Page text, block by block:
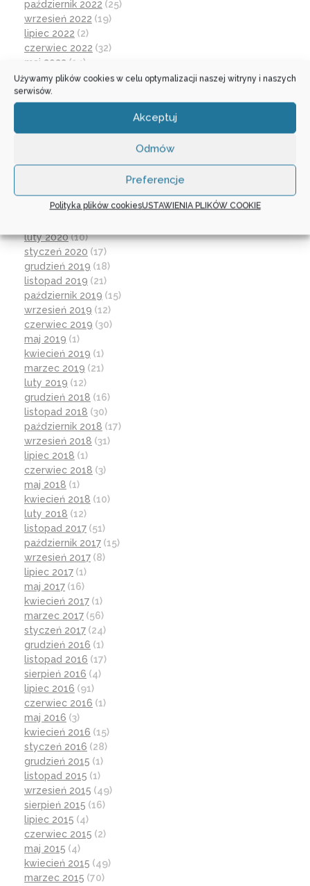
Używamy plików cookies w celu optymalizacji naszej witryny i naszych
serwisów.
Akceptuj
Odmów
Preferencje
Polityka plików cookiesUSTAWIENIA PLIKÓW COOKIE
październik 2022 (25)
wrzesień 2022 (19)
lipiec 2022 (2)
czerwiec 2022 (32)
maj 2022 (14)
kwiecień 2022(1)
marzec 2022
październik 2021(2)
sierpień 2021(4)
czerwiec 2021(27)
czerwiec 2020(19)
maj 2020(1)
luty 2020(10)
styczeń 2020 (17)
grudzień 2019 (18)
listopad 2019 (21)
październik 2019 (15)
wrzesień 2019 (12)
czerwiec 2019 (30)
maj 2019 (1)
kwiecień 2019 (1)
marzec 2019 (21)
luty 2019 (12)
grudzień 2018 (16)
listopad 2018 (30)
październik 2018 (17)
wrzesień 2018 (31)
lipiec 2018 (1)
czerwiec 2018 (3)
maj 2018 (1)
kwiecień 2018 (10)
luty 2018 (12)
listopad 2017 (51)
październik 2017 (15)
wrzesień 2017 (8)
lipiec 2017 (1)
maj 2017 (16)
kwiecień 2017 (1)
marzec 2017 (56)
styczeń 2017 (24)
grudzień 2016 (1)
listopad 2016 (17)
sierpień 2016 (4)
lipiec 2016 (91)
czerwiec 2016 (1)
maj 2016 (3)
kwiecień 2016 (15)
styczeń 2016 (28)
grudzień 2015 (1)
listopad 2015 (1)
wrzesień 2015 (49)
sierpień 2015 (16)
lipiec 2015 (4)
czerwiec 2015 (2)
maj 2015 (4)
kwiecień 2015 (49)
marzec 2015 (70)